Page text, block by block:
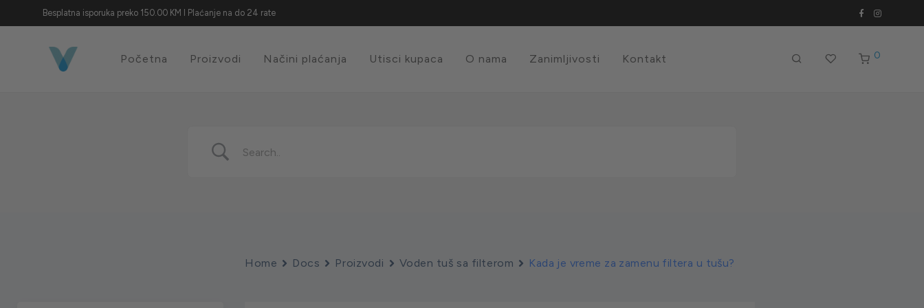
Besplatna isporuka preko 150.00 KM I Plaćanje na do 24 rate
Početna Proizvodi Načini plaćanja Utisci kupaca O nama Zanimljivosti Kontakt 0
Home Docs Proizvodi Voden tuš sa filterom Kada je vreme za zamenu filtera u tušu?